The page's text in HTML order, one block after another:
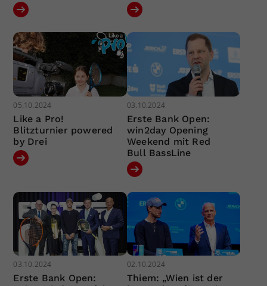
05.10.2024
Like a Pro!
Blitzturnier powered
by Drei
03.10.2024
Erste Bank Open:
win2day Opening
Weekend mit Red
Bull BassLine
03.10.2024
Erste Bank Open:
02.10.2024
Thiem: „Wien ist der